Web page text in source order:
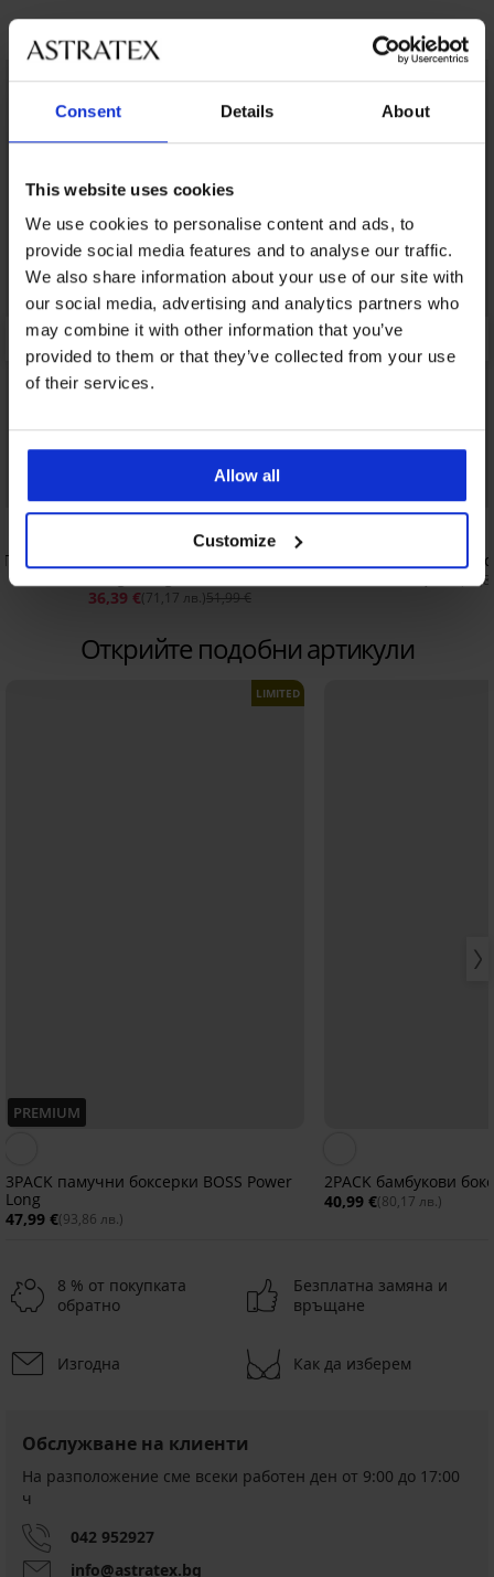
Consent Details About
This website uses cookies
We use cookies to personalise content and ads, to
provide social media features and to analyse our traffic.
We also share information about your use of our site with
our social media, advertising and analytics partners who
may combine it with other information that you’ve
provided to them or that they’ve collected from your use
of their services.
Allow all
Customize
Може да ви хареса
36,39 €(71,17 лв.)51,99 €
2PACK
24,99 €
Открийте подобни артикули
PREMIUM
LIMITED
3PACK памучни боксерки BOSS Power
Long
47,99 €(93,86 лв.)
2PACK бамбукови
40,99 €(80,17 лв.)
PREMIUM
3PACK
боксерки
PREMIUM
боксерки
Tоmmy
Hilfiger
Боксерки
Performance
II
€
(41,05
PREMIUM
Calvin
Klein
Icon
3PACK
бамбукови
AND
JONES
JACNyjah
Памучни
Намаление
6,80 €
(13,30
Бамбукови
боксерки
Намаление
7,69 €
боксерки
8 % от покупката
обратно
Безплатна замяна и
връщане
Изгодна Как да изберем
Обслужване на клиенти
На разположение сме всеки работен ден от 9:00 до 17:00
ч
042 952927
info@astratex.bg